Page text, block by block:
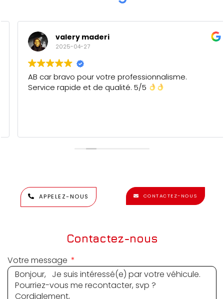
valery maderi
2025-04-27
AB car bravo pour votre professionnalisme.
Service rapide et de qualité. 5/5
APPELEZ-NOUS CONTACTEZ-NOUS
Contactez-nous
Votre message